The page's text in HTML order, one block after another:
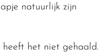
natuurlijk zijn
het niet gehaald.